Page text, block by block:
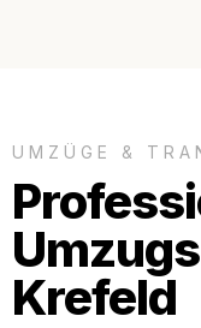
UMZÜGE &
Krefeld